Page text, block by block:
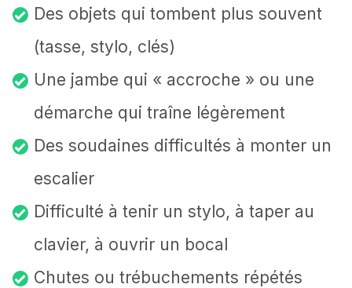
Des objets qui tombent plus souvent
(tasse, stylo, clés)
Une jambe qui « accroche » ou une
démarche qui traîne légèrement
Des soudaines difficultés à monter un
escalier
Difficulté à tenir un stylo, à taper au
clavier, à ouvrir un bocal
Chutes ou trébuchements répétés